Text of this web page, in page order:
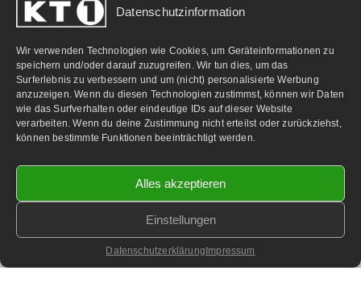
Datenschutzinformation
Wir verwenden Technologien wie Cookies, um Geräteinformationen zu
speichern und/oder darauf zuzugreifen. Wir tun dies, um das
Surferlebnis zu verbessern und um (nicht) personalisierte Werbung
anzuzeigen. Wenn du diesen Technologien zustimmst, können wir Daten
wie das Surfverhalten oder eindeutige IDs auf dieser Website
verarbeiten. Wenn du deine Zustimmung nicht erteilst oder zurückziehst,
können bestimmte Funktionen beeinträchtigt werden.
Alles akzeptieren
Einstellungen
Datenschutzerklärung Impressum
PARTNERLINKS:
2026 KT1 Privatfernsehen - Alle Rechte vorbehalten.
Homepage & Webbetreuung DF-Media.at